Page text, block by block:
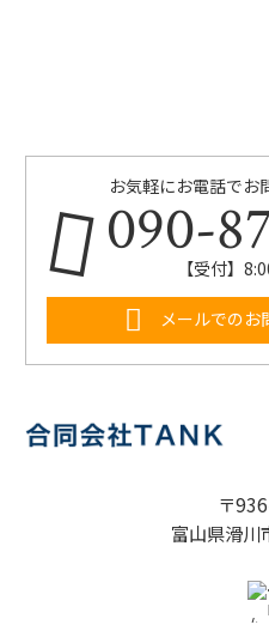
お気軽にお電話でお
090-【受付】
メールでのお
〒
富山県滑川